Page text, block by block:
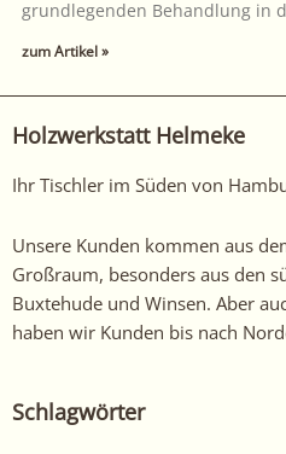
grundlegenden Behandlung in
zum Artikel »
Holzwerkstatt Helmeke
Ihr Tischler im Süden von
Unsere Kunden kommen aus
Großraum, besonders aus den
Buxtehude und Winsen. Aber
haben wir Kunden bis nach
Schlagwörter